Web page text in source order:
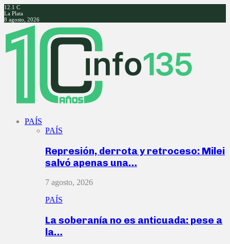
12.1 C
La Plata
8 agosto, 2026
Facebook
Twitter
Instagram
Youtube
PAÍS
PAÍS
Represión, derrota y retroceso: Milei
salvó apenas una…
7 agosto, 2026
PAÍS
La soberanía no es anticuada: pese a
la…